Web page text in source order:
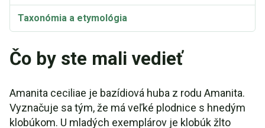
Taxonómia a etymológia
Čo by ste mali vedieť
Amanita ceciliae je bazídiová huba z rodu Amanita.
Vyznačuje sa tým, že má veľké plodnice s hnedým
klobúkom. U mladých exemplárov je klobúk žlto